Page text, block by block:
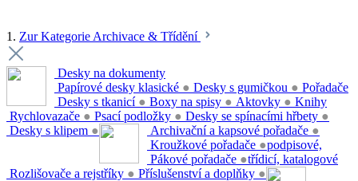
1. Zur Kategorie Archivace & Třídění
Desky na dokumenty
Papírové desky klasické ● Desky s gumičkou ●
Desky s tkanicí ● Boxy na spisy ● Aktovky ●
Rychlovazače ● Psací podložky ● Desky se spínacími hřbety ●
Desky s klipem ●
Pořadače
Archivační a kapsové pořadače ●
Kroužkové pořadače ●
Pákové pořadače ●
Rozlišovače a rejstříky ● Příslušenství a doplňky ●
Knihy
podpisové,
třídicí, katalogové